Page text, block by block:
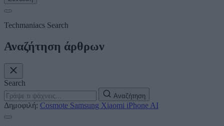
Techmaniacs Search
Αναζήτηση άρθρων
Search
Αναζήτηση
Δημοφιλή: Cosmote Samsung Xiaomi iPhone AI